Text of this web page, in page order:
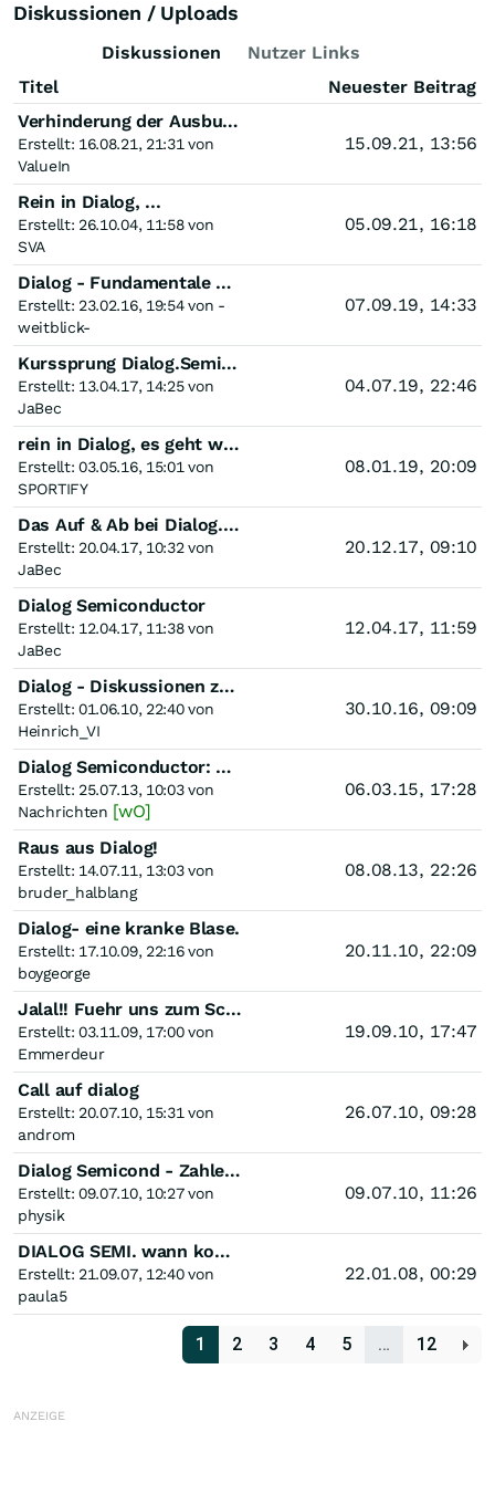
Diskussionen / Uploads
Diskussionen
Nutzer Links
Titel
Neuester Beitrag
Verhinderung der Ausbuchung von Aktien durch Übernahme
Erstellt: 16.08.21, 21:31 von
ValueIn
15.09.21, 13:56
Rein in Dialog, ...
Erstellt: 26.10.04, 11:58 von
SVA
05.09.21, 16:18
Dialog - Fundamentale Chancen & Risiken
Erstellt: 23.02.16, 19:54 von -
weitblick-
07.09.19, 14:33
Kurssprung Dialog.Semiconductor
Erstellt: 13.04.17, 14:25 von
JaBec
04.07.19, 22:46
rein in Dialog, es geht wieder bergauf, unterbewertet
Erstellt: 03.05.16, 15:01 von
SPORTIFY
08.01.19, 20:09
Das Auf & Ab bei Dialog.Semiconductor
Erstellt: 20.04.17, 10:32 von
JaBec
20.12.17, 09:10
Dialog Semiconductor
Erstellt: 12.04.17, 11:38 von
JaBec
12.04.17, 11:59
Dialog - Diskussionen zur Chartanalyse und Tradingchancen
Erstellt: 01.06.10, 22:40 von
Heinrich_VI
30.10.16, 09:09
Dialog Semiconductor: Ein Ende der Kursrallye?
Erstellt: 25.07.13, 10:03 von
Nachrichten [wO]
06.03.15, 17:28
Raus aus Dialog!
Erstellt: 14.07.11, 13:03 von
bruder_halblang
08.08.13, 22:26
Dialog- eine kranke Blase.
Erstellt: 17.10.09, 22:16 von
boygeorge
20.11.10, 22:09
Jalal!! Fuehr uns zum Schotter Thread!!!
Erstellt: 03.11.09, 17:00 von
Emmerdeur
19.09.10, 17:47
Call auf dialog
Erstellt: 20.07.10, 15:31 von
androm
26.07.10, 09:28
Dialog Semicond - Zahlen am 20.7.: enormes Kurspotenzial
Erstellt: 09.07.10, 10:27 von
physik
09.07.10, 11:26
DIALOG SEMI. wann kommt der Ausbruch ??
Erstellt: 21.09.07, 12:40 von
paula5
22.01.08, 00:29
1 2 3 4 5 … 12